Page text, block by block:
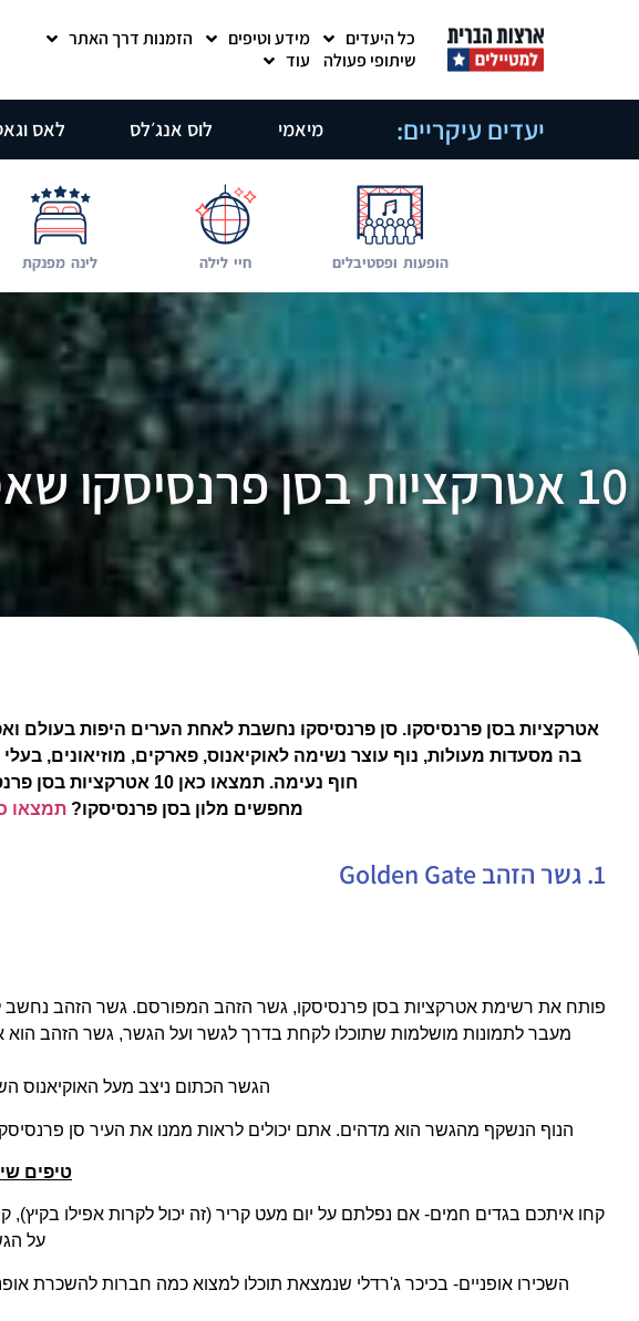
כל היעדים מידע וטיפים
הזמנות דרך האתר
שיתופי פעולה
עוד
יעדים עיקריים: מיאמי לוס אנג׳לס לאס
הופעות ופסטיבלים חיי לילה לינה מפנקת
10 אטרקציות בסן פרנסיסקו שאסור לכם לפספס
אטרקציות בסן פרנסיסקו. סן פרנסיסקו נחשבת לאחת הערים היפות בעולם
בה מסעדות מעולות, נוף עוצר נשימה לאוקיאנוס, פארקים, מוזיאונים, בעלי
חוף נעימה. תמצאו כאן 10 אטרקציות בסן פרנסיסקו שאסור לכם להחמיץ.
מחפשים מלון בסן פרנסיסקו? תמצאו כאן 5 מלונות
1. גשר הזהב Golden Gate
פותח את רשימת אטרקציות בסן פרנסיסקו, גשר הזהב המפורסם. גשר הזהב נחשב
מעבר לתמונות מושלמות שתוכלו לקחת בדרך לגשר ועל הגשר, גשר הזהב הוא
הגשר הכתום ניצב מעל האוקיאנוס השקט
הנוף הנשקף מהגשר הוא מדהים. אתם יכולים לראות ממנו את העיר סן
טיפים
קחו איתכם בגדים חמים- אם נפלתם על יום מעט קריר (זה יכול לקרות אפילו בקיץ),
על
השכירו אופניים- בכיכר ג'רדלי שנמצאת תוכלו למצוא כמה חברות להשכרת